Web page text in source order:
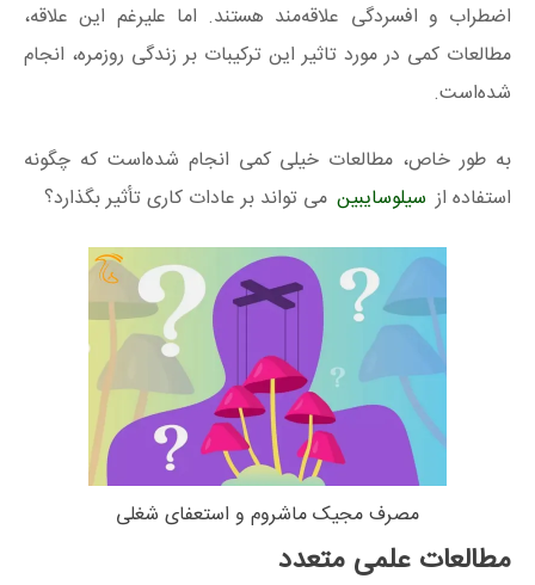
اضطراب و افسردگی علاقه‌مند هستند. اما علیرغم این علاقه،
مطالعات کمی در مورد تاثیر این ترکیبات بر زندگی روزمره، انجام
شده‌است.
به طور خاص، مطالعات خیلی کمی انجام شده‌است که چگونه
استفاده از سیلوسایبین می تواند بر عادات کاری تأثیر بگذارد؟
مصرف مجیک ماشروم و استعفای شغلی
مطالعات علمی متعدد